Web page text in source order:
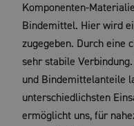
Komponenten-
Bindemittel. Hier wird
zugegeben. Durch eine
sehr stabile
und Bindemittelanteile
unterschiedlichsten
ermöglicht uns, für